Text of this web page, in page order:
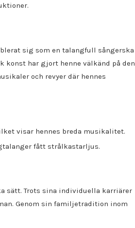
sig som en talangfull sångerska
konst har gjort henne välkänd på den
och revyer där hennes
visar hennes breda musikalitet.
fått strålkastarljus.
sätt. Trots sina individuella karriärer
Genom sin familjetradition inom